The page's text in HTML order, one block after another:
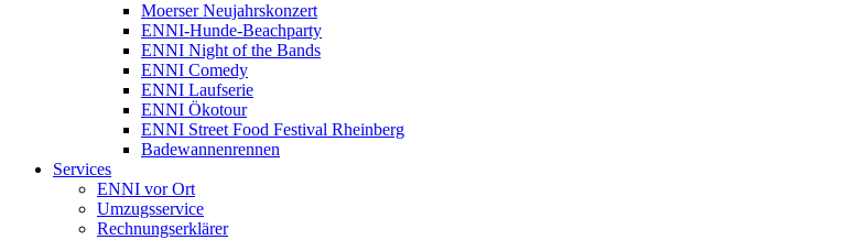
Moerser Neujahrskonzert
ENNI-Hunde-Beachparty
ENNI Night of the Bands
ENNI Comedy
ENNI Laufserie
ENNI Ökotour
ENNI Street Food Festival Rheinberg
Badewannenrennen
Services
ENNI vor Ort
Umzugsservice
Rechnungserklärer